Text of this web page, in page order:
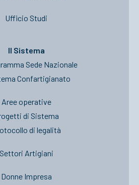
Ufficio Studi
Il Sistema
Sede Nazionale
Confartigianato
Aree operative
di Sistema
di legalità
Settori Artigiani
Donne Impresa